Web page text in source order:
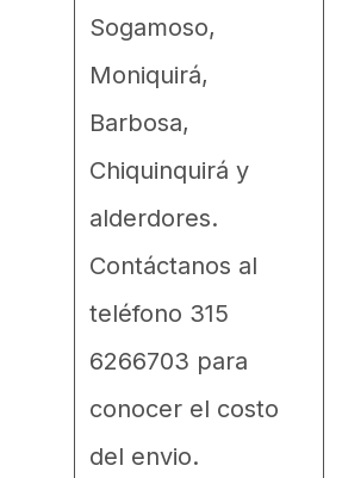
Sogamoso,
Moniquirá,
Barbosa,
Chiquinquirá y
alderdores.
Contáctanos al
teléfono 315
6266703 para
conocer el costo
del envio.